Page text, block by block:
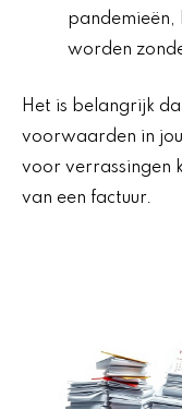
pandemieën,
worden
Het is belangrijk
voorwaarden in
voor verrassingen
van een factuur.